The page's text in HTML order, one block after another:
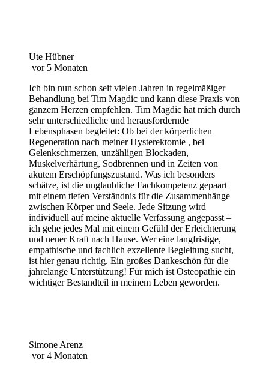
Ute Hübner
vor 5 Monaten
Ich bin nun schon seit vielen Jahren in regelmäßiger
Behandlung bei Tim Magdic und kann diese Praxis von
ganzem Herzen empfehlen. Tim Magdic hat mich durch
sehr unterschiedliche und herausfordernde
Lebensphasen begleitet: Ob bei der körperlichen
Regeneration nach meiner Hysterektomie , bei
Gelenkschmerzen, unzähligen Blockaden,
Muskelverhärtung, Sodbrennen und in Zeiten von
akutem Erschöpfungszustand. Was ich besonders
schätze, ist die unglaubliche Fachkompetenz gepaart
mit einem tiefen Verständnis für die Zusammenhänge
zwischen Körper und Seele. Jede Sitzung wird
individuell auf meine aktuelle Verfassung angepasst –
ich gehe jedes Mal mit einem Gefühl der Erleichterung
und neuer Kraft nach Hause. Wer eine langfristige,
empathische und fachlich exzellente Begleitung sucht,
ist hier genau richtig. Ein großes Dankeschön für die
jahrelange Unterstützung! Für mich ist Osteopathie ein
wichtiger Bestandteil in meinem Leben geworden.
Simone Arenz
vor 4 Monaten